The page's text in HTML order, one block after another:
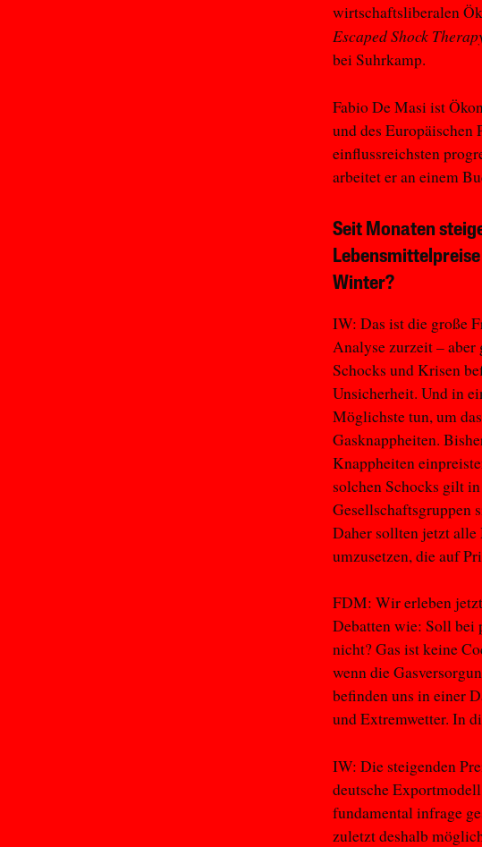
wirtschaftsliberalen
Escaped Shock
bei Suhrkamp.
Fabio De Masi ist
und des
einflussreichsten
arbeitet er an einem
Seit Monaten
Winter?
IW: Das ist die große
Analyse zurzeit –
Schocks und Krisen
Unsicherheit. Und in
Möglichste tun, um
Gasknappheiten.
Knappheiten
solchen Schocks gilt
Gesellschaftsgruppen
Daher sollten jetzt alle
umzusetzen, die auf
FDM: Wir erleben
Debatten wie: Soll bei
nicht? Gas ist keine
wenn die
befinden uns in einer
und Extremwetter. In
IW: Die steigenden
deutsche
fundamental infrage
zuletzt deshalb